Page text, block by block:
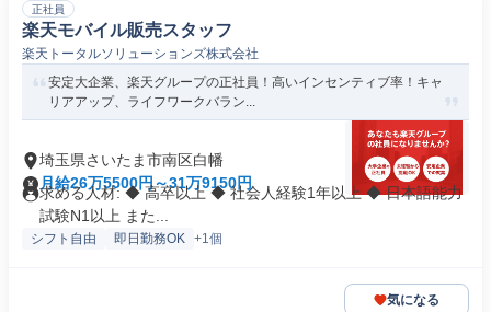
正社員
楽天モバイル販売スタッフ
楽天トータルソリューションズ株式会社
安定大企業、楽天グループの正社員！高いインセンティブ率！キャ
リアアップ、ライフワークバラン...
埼玉県さいたま市南区白幡
月給26万5500円～31万9150円
求める人材: ◆ 高卒以上 ◆ 社会人経験1年以上 ◆ 日本語能力
試験N1以上 また...
シフト自由 即日勤務OK +1個
気になる